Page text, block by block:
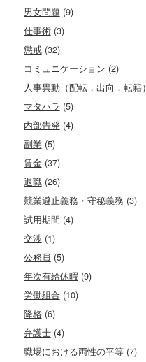
男女問題 (9)
仕事術(3)
懲戒(32)
コミュニケーション (2)
人事異動（配転，出向，転籍）
マタハラ (5)
内部告発 (4)
副業(5)
賃金(37)
退職(26)
競業避止義務・守秘義務(3)
試用期間 (4)
交渉(1)
公務員 (5)
年次有給休暇 (9)
労働組合(10)
降格(6)
弁護士(4)
職場における両性の平等(7)